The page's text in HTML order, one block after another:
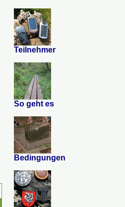
Teilnehmer
So geht es
Bedingungen